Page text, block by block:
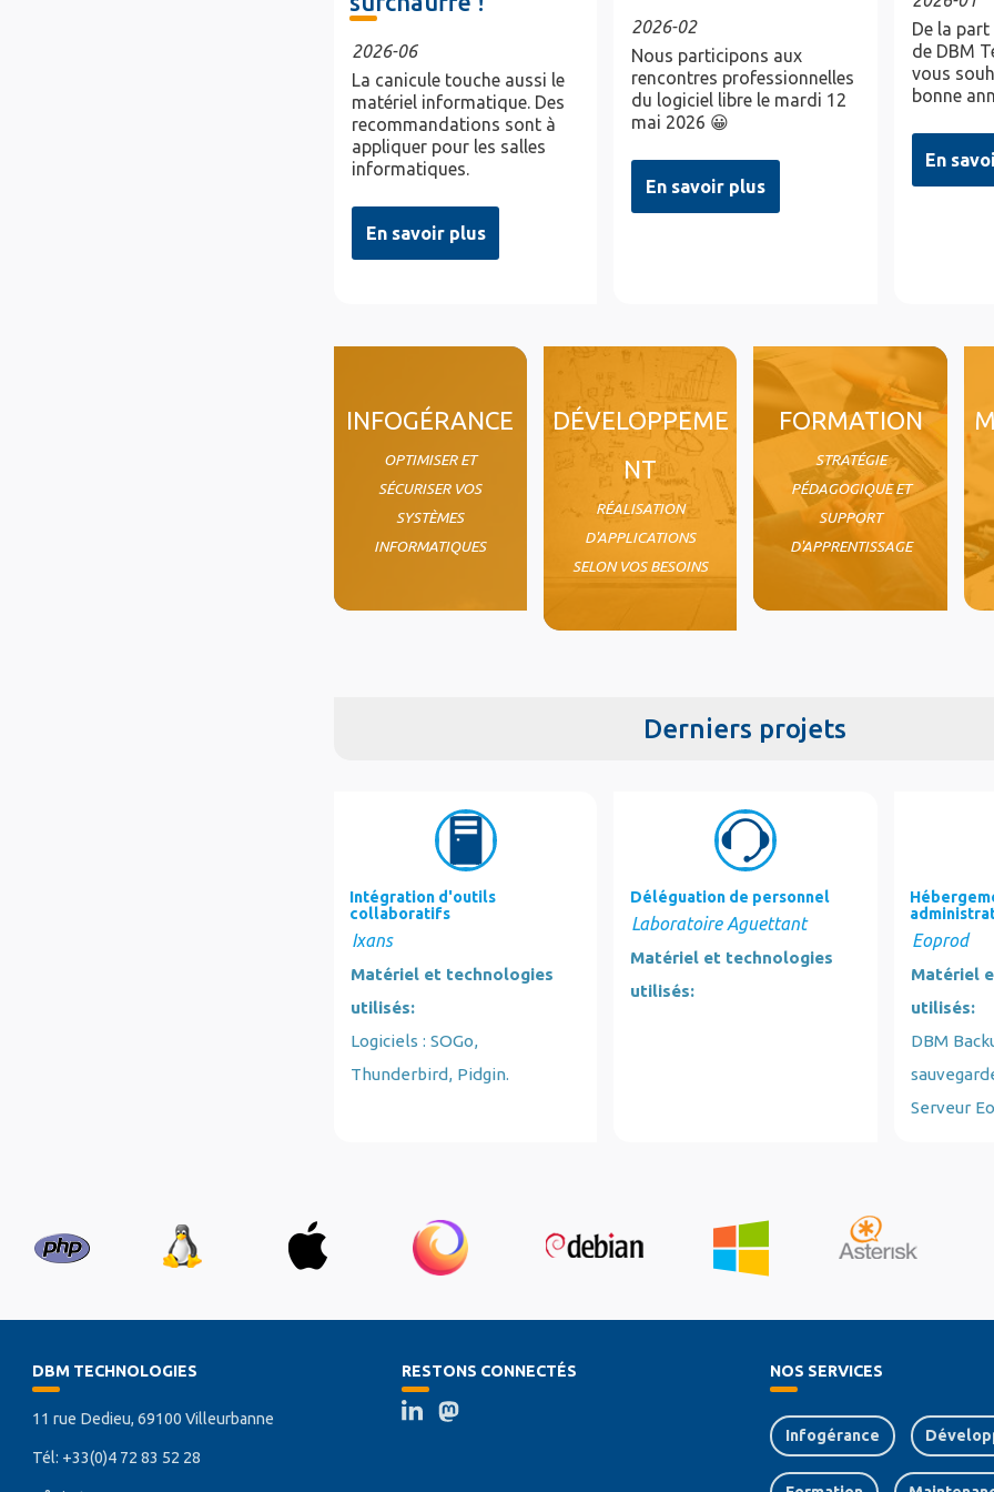
2026-06
La canicule touche aussi le
matériel informatique. Des
recommandations sont à
appliquer pour les salles
informatiques.
En savoir plus
2026-02
Nous participons aux
rencontres professionnelles
du logiciel libre le mardi 12
mai 2026 😀
En savoir plus
De la
de DBM
vous
bonne
En
INFOGÉRANCE
OPTIMISER ET
SÉCURISER VOS
SYSTÈMES
INFORMATIQUES
DÉVELOPPEME
NT
RÉALISATION
D'APPLICATIONS
SELON VOS BESOINS
FORMATION
STRATÉGIE
PÉDAGOGIQUE ET
SUPPORT
D'APPRENTISSAGE
Derniers projets
Intégration d'outils
collaboratifs
Ixans
Matériel et technologies
utilisés:
Logiciels : SOGo,
Thunderbird, Pidgin.
Déléguation de personnel
Laboratoire Aguettant
Matériel et technologies
utilisés:
Eoprod
Matériel
utilisés:
DBM
Serveur
DBM TECHNOLOGIES
11 rue Dedieu, 69100 Villeurbanne
Tél: +33(0)4 72 83 52 28
RESTONS CONNECTÉS NOS SERVICES
Infogérance